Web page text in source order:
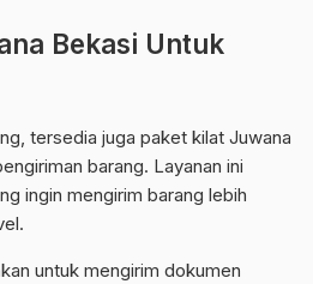
Bekasi Untuk
tersedia juga paket kilat Juwana
barang. Layanan ini
ingin mengirim barang lebih
untuk mengirim dokumen